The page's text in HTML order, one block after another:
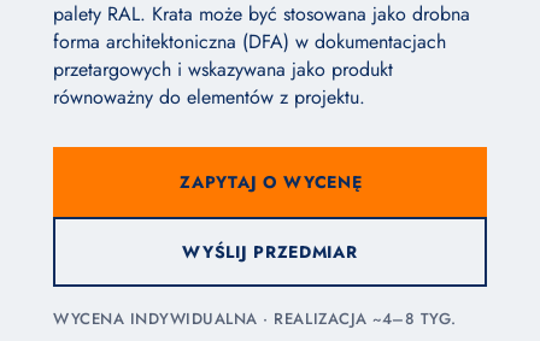
palety RAL. Krata może być stosowana jako drobna
forma architektoniczna (DFA) w dokumentacjach
przetargowych i wskazywana jako produkt
równoważny do elementów z projektu.
ZAPYTAJ O WYCENĘ
WYŚLIJ PRZEDMIAR
WYCENA INDYWIDUALNA · REALIZACJA ~4–8 TYG.